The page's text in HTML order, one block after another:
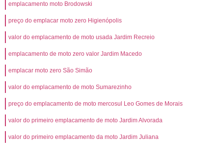
emplacamento moto Brodowski
preço do emplacar moto zero Higienópolis
valor do emplacamento de moto usada Jardim Recreio
emplacamento de moto zero valor Jardim Macedo
emplacar moto zero São Simão
valor do emplacamento de moto Sumarezinho
preço do emplacamento de moto mercosul Leo Gomes de Morais
valor do primeiro emplacamento de moto Jardim Alvorada
valor do primeiro emplacamento da moto Jardim Juliana